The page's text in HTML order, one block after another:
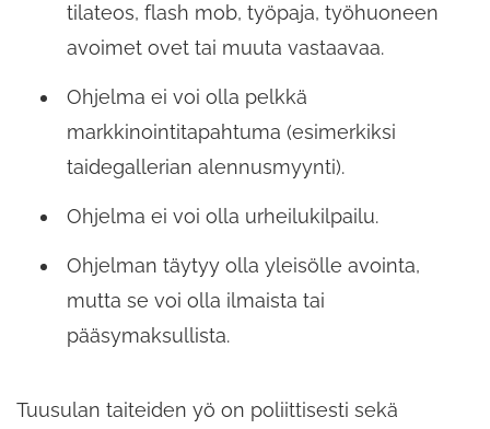
tilateos, flash mob, työpaja, työhuoneen
avoimet ovet tai muuta vastaavaa.
Ohjelma ei voi olla pelkkä
markkinointitapahtuma (esimerkiksi
taidegallerian alennusmyynti).
Ohjelma ei voi olla urheilukilpailu.
Ohjelman täytyy olla yleisölle avointa,
mutta se voi olla ilmaista tai
pääsymaksullista.
Tuusulan taiteiden yö on poliittisesti sekä